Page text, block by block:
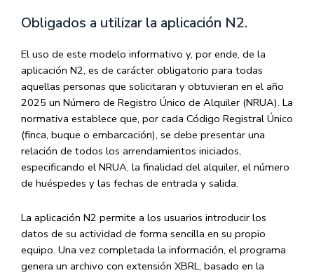
Obligados a utilizar la aplicación N2.
El uso de este modelo informativo y, por ende, de la
aplicación N2, es de carácter obligatorio para todas
aquellas personas que solicitaran y obtuvieran en el año
2025 un Número de Registro Único de Alquiler (NRUA). La
normativa establece que, por cada Código Registral Único
(finca, buque o embarcación), se debe presentar una
relación de todos los arrendamientos iniciados,
especificando el NRUA, la finalidad del alquiler, el número
de huéspedes y las fechas de entrada y salida.
La aplicación N2 permite a los usuarios introducir los
datos de su actividad de forma sencilla en su propio
equipo. Una vez completada la información, el programa
genera un archivo con extensión XBRL, basado en la